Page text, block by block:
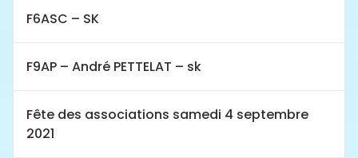
F6ASC – SK
F9AP – André PETTELAT – sk
Fête des associations samedi 4 septembre
2021